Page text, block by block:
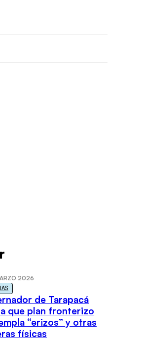
2026
de Tarapacá
que plan fronterizo
“erizos” y otras
físicas